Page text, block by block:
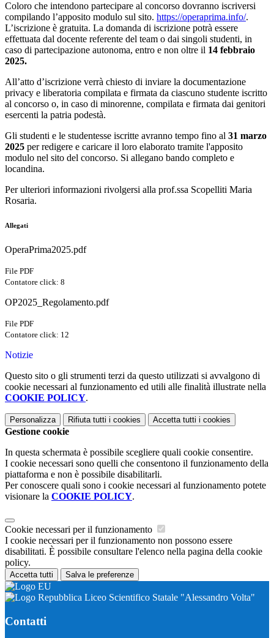
Coloro che intendono partecipare al concorso dovranno iscriversi
compilando l’apposito modulo sul sito. https://operaprima.info/.
L’iscrizione è gratuita. La domanda di iscrizione potrà essere
effettuata dal docente referente del team o dai singoli studenti, in
caso di partecipazione autonoma, entro e non oltre il 14 febbraio
2025.
All’atto d’iscrizione verrà chiesto di inviare la documentazione
privacy e liberatoria compilata e firmata da ciascuno studente iscritto
al concorso o, in caso di minorenne, compilata e firmata dai genitori
esercenti la patria podestà.
Gli studenti e le studentesse iscritte avranno tempo fino al 31 marzo
2025 per redigere e caricare il loro elaborato tramite l'apposito
modulo nel sito del concorso. Si allegano bando completo e
locandina.
Per ulteriori informazioni rivolgersi alla prof.ssa Scopelliti Maria
Rosaria.
Allegati
OperaPrima2025.pdf
File PDF
Contatore click: 8
OP2025_Regolamento.pdf
File PDF
Contatore click: 12
Notizie
Questo sito o gli strumenti terzi da questo utilizzati si avvalgono di
cookie necessari al funzionamento ed utili alle finalità illustrate nella
COOKIE POLICY.
Personalizza Rifiuta tutti i cookies Accetta tutti i cookies
Gestione cookie
In questa schermata è possibile scegliere quali cookie consentire.
I cookie necessari sono quelli che consentono il funzionamento della
piattaforma e non è possibile disabilitarli.
Per conoscere quali sono i cookie necessari al funzionamento potete
visionare la COOKIE POLICY.
Cookie necessari per il funzionamento
I cookie necessari per il funzionamento non possono essere
disabilitati. È possibile consultare l'elenco nella pagina della cookie
policy.
Accetta tutti Salva le preferenze
Liceo Scientifico Statale "Alessandro Volta"
Contatti